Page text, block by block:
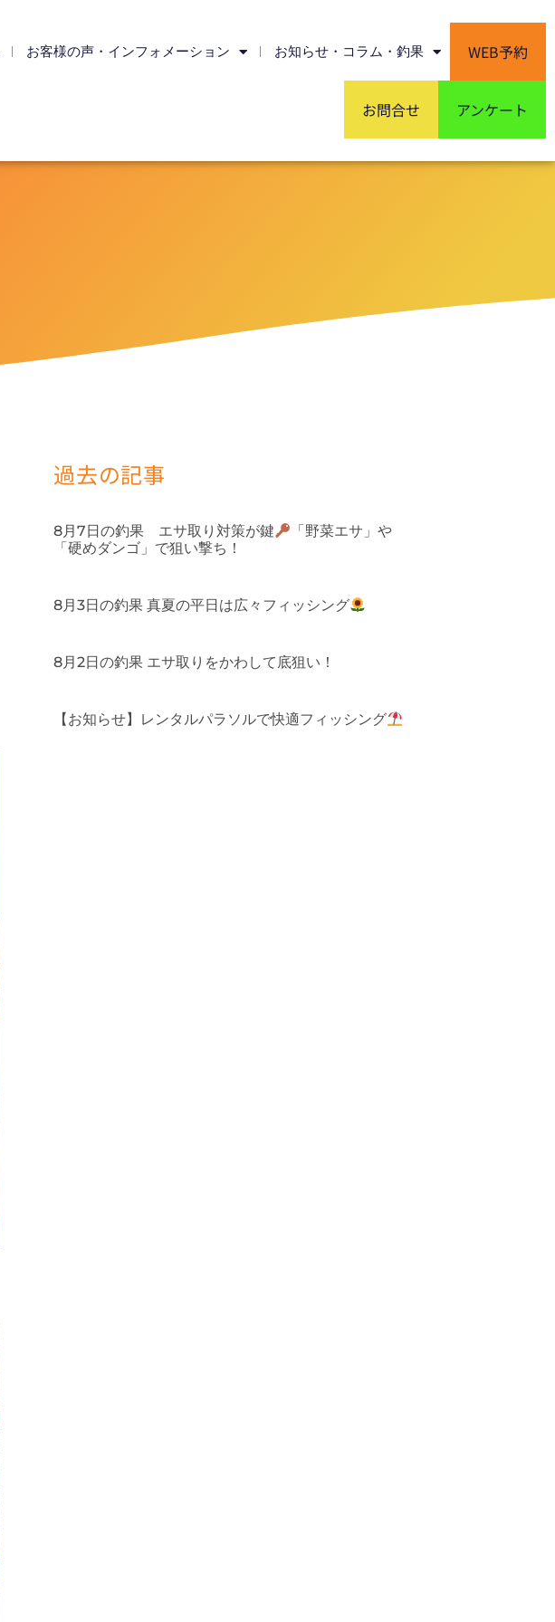
お客様の声・インフォメーション お知らせ・コラム・釣果 WEB予約
お問合せ アンケート
過去の記事
8月7日の釣果 エサ取り対策が鍵
「野菜エサ」や
「硬めダンゴ」で狙い撃ち！
8月3日の釣果 真夏の平日は広々フィッシング
8月2日の釣果 エサ取りをかわして底狙い！
【お知らせ】レンタルパラソルで快適フィッシング